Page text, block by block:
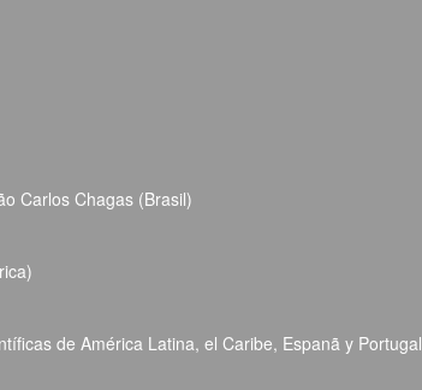
Carlos Chagas (Brasil)
de América Latina, el Caribe, Espanã y Portugal